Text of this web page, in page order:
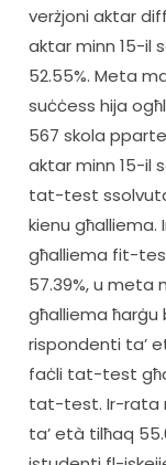
verżjoni aktar
aktar minn 15-il
52.55%. Meta
suċċess hija
567 skola
aktar minn 15-il
tat-test
kienu
għalliema fit-
57.39%, u meta
għalliema ħarġu
rispondenti ta’
faċli tat-test
tat-test. Ir-rata
ta’ età tilħaq